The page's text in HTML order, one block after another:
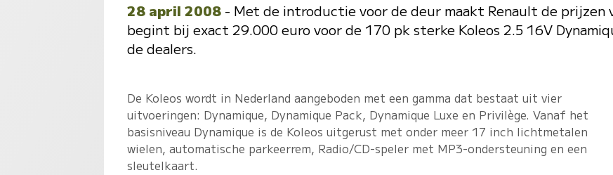
28 april 2008 - Met de introductie voor de deur maakt Renault de prijzen
begint bij exact 29.000 euro voor de 170 pk sterke Koleos 2.5 16V
de dealers.
De Koleos wordt in Nederland aangeboden met een gamma dat bestaat uit vier
uitvoeringen: Dynamique, Dynamique Pack, Dynamique Luxe en Privilège. Vanaf het
basisniveau Dynamique is de Koleos uitgerust met onder meer 17 inch lichtmetalen
wielen, automatische parkeerrem, Radio/CD-speler met MP3-ondersteuning en een
sleutelkaart.